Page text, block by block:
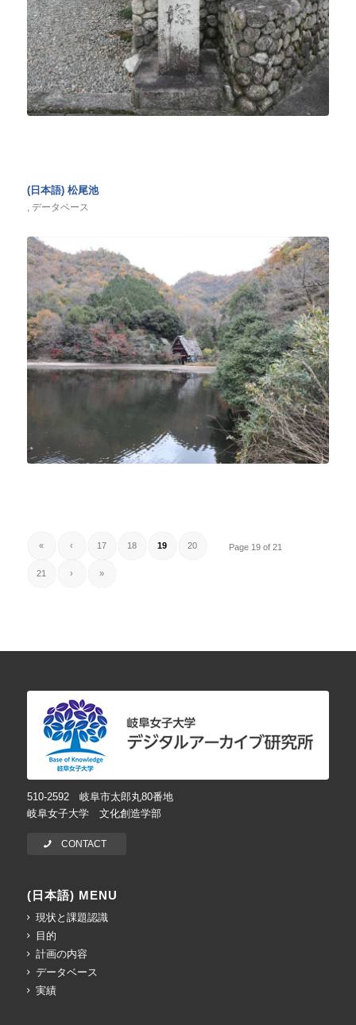
(日本語) 松尾池
, データベース
Page 19 of 21
« ‹ 17 18 19 20
21 › »
510-2592 岐阜市太郎丸80番地
岐阜女子大学 文化創造学部
CONTACT
(日本語) MENU
現状と課題認識
目的
計画の内容
データベース
実績